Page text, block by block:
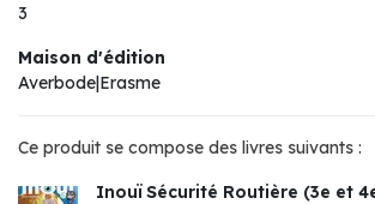
3
Maison d'édition
Averbode|Erasme
Ce produit se compose des livres suivants :
Inouï Sécurité Routière (3e et